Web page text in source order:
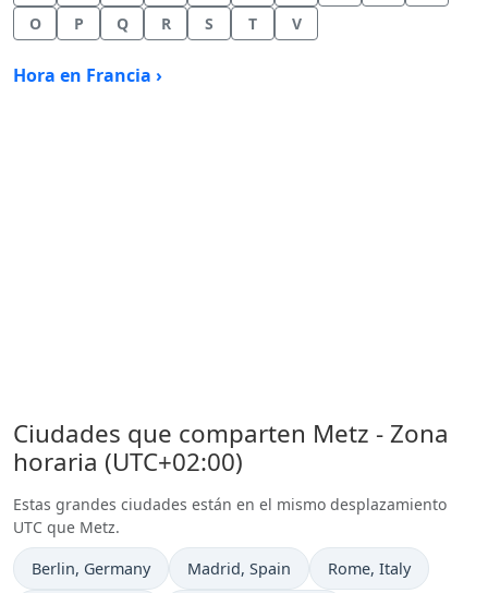
O
P Q R S T V
Hora en Francia ›
Ciudades que comparten Metz - Zona
horaria (UTC+02:00)
Estas grandes ciudades están en el mismo desplazamiento
UTC que Metz.
Hora actual en
Berlin, Germany Hora actual en
Madrid, Spain Hora actual en
Rome, Italy